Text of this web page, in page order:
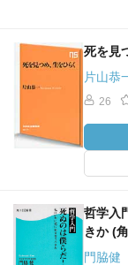
死を見
片山恭
26
哲学入
きか (
門脇健